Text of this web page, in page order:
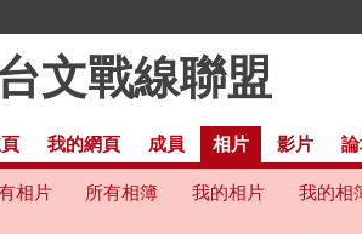
我的網頁 成員 相片 影片
相片 所有相簿 我的相片 我的相